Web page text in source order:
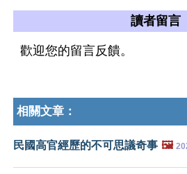
讀者留言
歡迎您的留言反饋。
相關文章：
民國高官經歷的不可思議奇事 🖼️